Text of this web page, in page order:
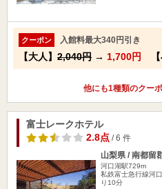
クーポン 入館料最大340円引き
【大人】 2,040円 → 1,700円 【
他にも1種類のクー
富士レークホテル
2.8点/ 6 件
山梨県 / 南都留
河口湖駅729m
私鉄富士急行線河
り10分